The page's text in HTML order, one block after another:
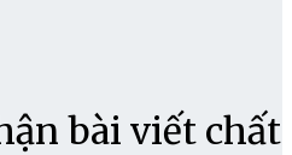
bài viết chất